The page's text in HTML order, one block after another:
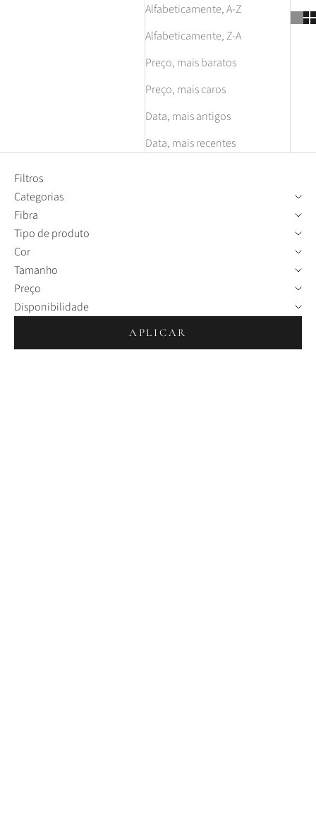
Alfabeticamente, A-Z
Alfabeticamente, Z-A
Preço, mais baratos
Preço, mais caros
Data, mais antigos
Data, mais recentes
Filtros
Categorias
Fibra
Tipo de produto
Cor
Tamanho
Preço
Disponibilidade
APLICAR